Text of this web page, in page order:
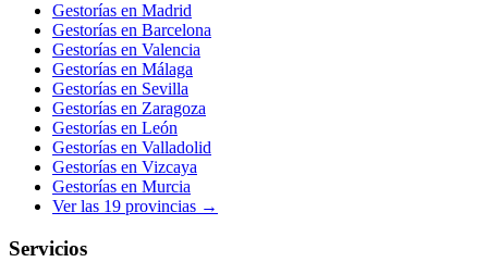
Gestorías en Madrid
Gestorías en Barcelona
Gestorías en Valencia
Gestorías en Málaga
Gestorías en Sevilla
Gestorías en Zaragoza
Gestorías en León
Gestorías en Valladolid
Gestorías en Vizcaya
Gestorías en Murcia
Ver las 19 provincias →
Servicios